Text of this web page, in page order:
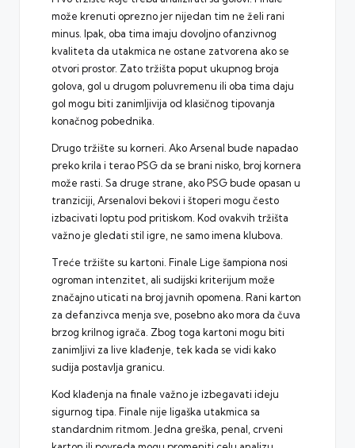
može krenuti oprezno jer nijedan tim ne želi rani
minus. Ipak, oba tima imaju dovoljno ofanzivnog
kvaliteta da utakmica ne ostane zatvorena ako se
otvori prostor. Zato tržišta poput ukupnog broja
golova, gol u drugom poluvremenu ili oba tima daju
gol mogu biti zanimljivija od klasičnog tipovanja
konačnog pobednika.
Drugo tržište su korneri. Ako Arsenal bude napadao
preko krila i terao PSG da se brani nisko, broj kornera
može rasti. Sa druge strane, ako PSG bude opasan u
tranziciji, Arsenalovi bekovi i štoperi mogu često
izbacivati loptu pod pritiskom. Kod ovakvih tržišta
važno je gledati stil igre, ne samo imena klubova.
Treće tržište su kartoni. Finale Lige šampiona nosi
ogroman intenzitet, ali sudijski kriterijum može
značajno uticati na broj javnih opomena. Rani karton
za defanzivca menja sve, posebno ako mora da čuva
brzog krilnog igrača. Zbog toga kartoni mogu biti
zanimljivi za live klađenje, tek kada se vidi kako
sudija postavlja granicu.
Kod klađenja na finale važno je izbegavati ideju
sigurnog tipa. Finale nije ligaška utakmica sa
standardnim ritmom. Jedna greška, penal, crveni